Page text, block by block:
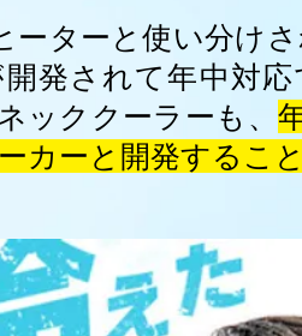
ーターと使い分け
発されて年中対
ッククーラーも、
カーと開発するこ